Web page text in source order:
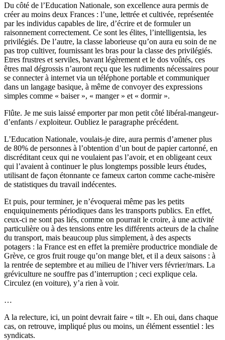
Du côté de l’Education Nationale, son excellence aura permis de
créer au moins deux Frances : l’une, lettrée et cultivée, représentée
par les individus capables de lire, d’écrire et de formuler un
raisonnement correctement. Ce sont les élites, l’intelligentsia, les
privilégiés. De l’autre, la classe laborieuse qu’on aura eu soin de ne
pas trop cultiver, fournissant les bras pour la classe des privilégiés.
Etres frustres et serviles, bavant légèrement et le dos voûtés, ces
êtres mal dégrossis n’auront reçu que les rudiments nécessaires pour
se connecter à internet via un téléphone portable et communiquer
dans un langage basique, à même de convoyer des expressions
simples comme « baiser », « manger » et « dormir ».
Flûte. Je me suis laissé emporter par mon petit côté libéral-mangeur-
d’enfants / exploiteur. Oubliez le paragraphe précédent.
L’Education Nationale, voulais-je dire, aura permis d’amener plus
de 80% de personnes à l’obtention d’un bout de papier cartonné, en
discréditant ceux qui ne voulaient pas l’avoir, et en obligeant ceux
qui l’avaient à continuer le plus longtemps possible leurs études,
utilisant de façon étonnante ce fameux carton comme cache-misère
de statistiques du travail indécentes.
Et puis, pour terminer, je n’évoquerai même pas les petits
enquiquinements périodiques dans les transports publics. En effet,
ceux-ci ne sont pas liés, comme on pourrait le croire, à une activité
particulière ou à des tensions entre les différents acteurs de la chaîne
du transport, mais beaucoup plus simplement, à des aspects
potagers : la France est en effet la première productrice mondiale de
Grève, ce gros fruit rouge qu’on mange blet, et il a deux saisons : à
la rentrée de septembre et au milieu de l’hiver vers février/mars. La
gréviculture ne souffre pas d’interruption ; ceci explique cela.
Circulez (en voiture), y’a rien à voir.
…
A la relecture, ici, un point devrait faire « tilt ». Eh oui, dans chaque
cas, on retrouve, impliqué plus ou moins, un élément essentiel : les
syndicats.